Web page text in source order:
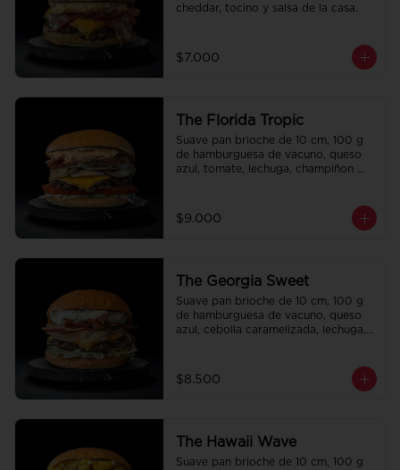
cheddar, tocino y salsa de la casa.
$7.000
The Florida Tropic
Suave pan brioche de 10 cm, 100 g
de hamburguesa de vacuno, queso
azul, tomate, lechuga, champiñon
$9.000
The Georgia Sweet
Suave pan brioche de 10 cm, 100 g
de hamburguesa de vacuno, queso
azul, cebolla caramelizada, lechuga,
$8.500
The Hawaii Wave
Suave pan brioche de 10 cm, 100 g